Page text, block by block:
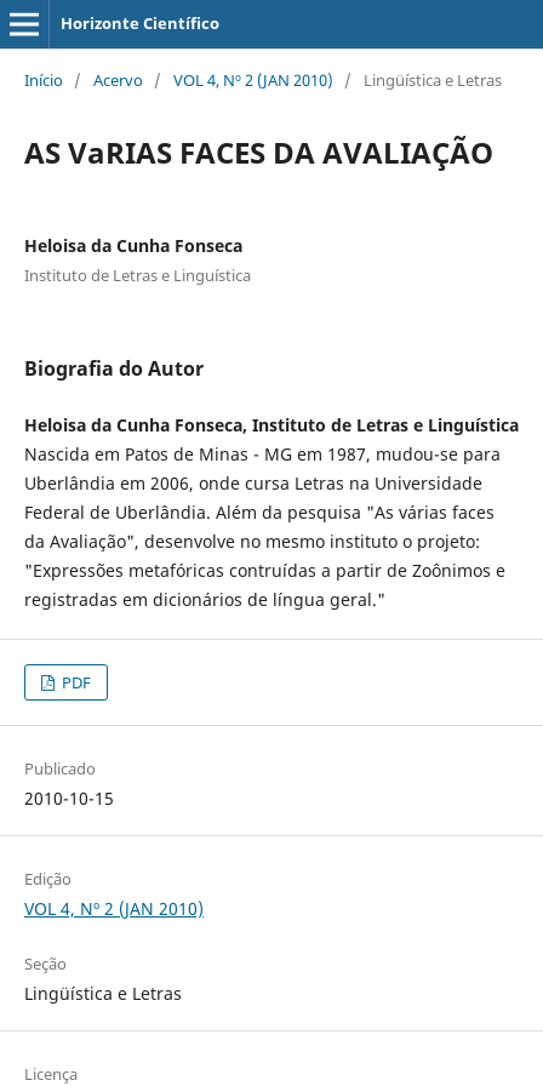
Horizonte Científico
Início / Acervo / VOL 4, Nº 2 (JAN 2010) / Lingüística e Letras
AS VaRIAS FACES DA AVALIAÇÃO
Heloisa da Cunha Fonseca
Instituto de Letras e Linguística
Biografia do Autor
Heloisa da Cunha Fonseca, Instituto de Letras e Linguística
Nascida em Patos de Minas - MG em 1987, mudou-se para
Uberlândia em 2006, onde cursa Letras na Universidade
Federal de Uberlândia. Além da pesquisa "As várias faces
da Avaliação", desenvolve no mesmo instituto o projeto:
"Expressões metafóricas contruídas a partir de Zoônimos e
registradas em dicionários de língua geral."
PDF
Publicado
2010-10-15
Edição
VOL 4, Nº 2 (JAN 2010)
Seção
Lingüística e Letras
Licença